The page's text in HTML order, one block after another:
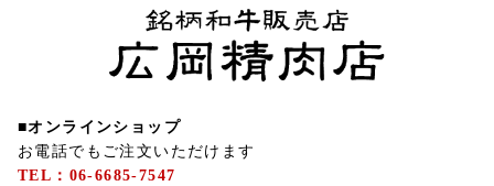
■オンラインショップ
お電話でもご注文いただけます
TEL：06-6685-7547